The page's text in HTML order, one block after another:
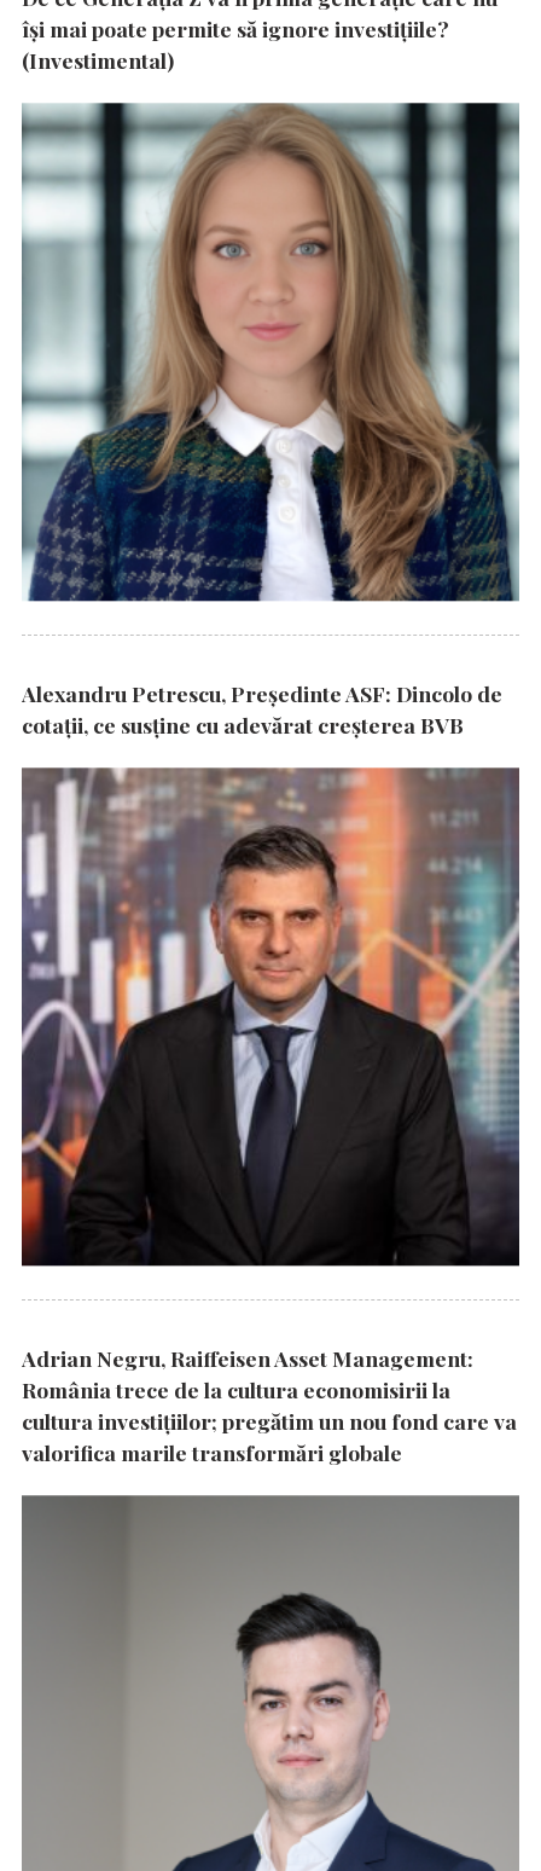
își mai poate permite să ignore investițiile?
(Investimental)
Alexandru Petrescu, Președinte ASF: Dincolo de
cotații, ce susține cu adevărat creșterea BVB
Adrian Negru, Raiffeisen Asset Management:
România trece de la cultura economisirii la
cultura investițiilor; pregătim un nou fond care va
valorifica marile transformări globale